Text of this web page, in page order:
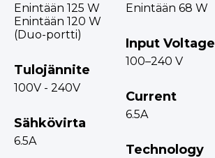
Enintään 125 W
Enintään 120 W
(Duo-portti)
Tulojännite
100V - 240V
Sähkövirta
6.5A
Enintään 68 W
Input Voltage
100–240 V
Current
6.5A
Technology